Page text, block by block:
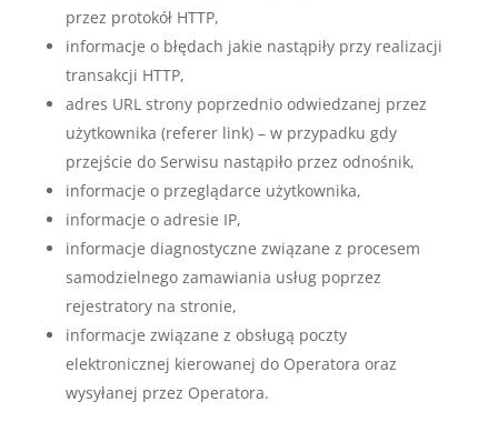
przez protokół HTTP,
informacje o błędach jakie nastąpiły przy realizacji
transakcji HTTP,
adres URL strony poprzednio odwiedzanej przez
użytkownika (referer link) – w przypadku gdy
przejście do Serwisu nastąpiło przez odnośnik,
informacje o przeglądarce użytkownika,
informacje o adresie IP,
informacje diagnostyczne związane z procesem
samodzielnego zamawiania usług poprzez
rejestratory na stronie,
informacje związane z obsługą poczty
elektronicznej kierowanej do Operatora oraz
wysyłanej przez Operatora.